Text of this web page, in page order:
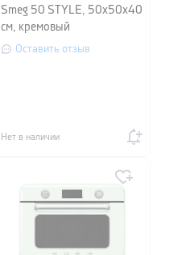
Smeg 50 STYLE, 50х50х40
см, кремовый
Оставить отзыв
Нет в наличии